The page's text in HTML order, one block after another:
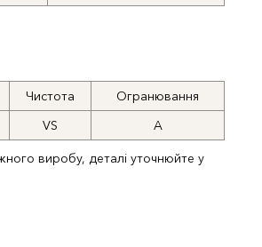
Чистота
Огранювання
VS A
виробу, деталі уточнюйте у